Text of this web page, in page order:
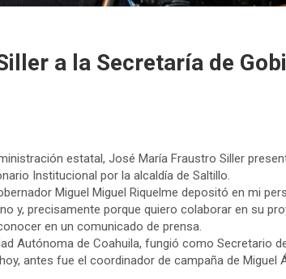
a la Secretaría de
estatal, José María Fraustro Siller
Institucional por la alcaldía de Saltillo.
Miguel Miguel Riquelme depositó en mi
y, precisamente porque quiero colaborar en su
en un comunicado de prensa.
Autónoma de Coahuila, fungió como Secretario
antes fue el coordinador de campaña de Miguel